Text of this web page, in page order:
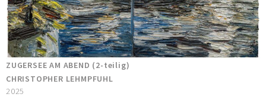
ZUGERSEE AM ABEND (2-teilig)
CHRISTOPHER LEHMPFUHL
2025